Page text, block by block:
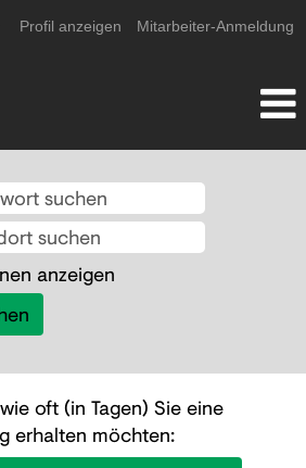
Profil anzeigen Mitarbeiter-Anmeldung
anzeigen
oft (in Tagen) Sie eine
erhalten möchten: